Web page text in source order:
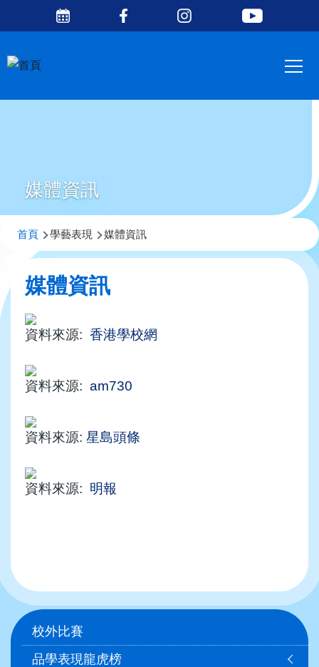
移至主內容
Media
媒體資訊
導
連
結
首頁 學藝表現 媒體資訊
媒體資訊
資料來源: 香港學校網
資料來源: am730
資料來源: 星島頭條
資料來源: 明報
Main
navigation
校外比賽
品學表現龍虎榜